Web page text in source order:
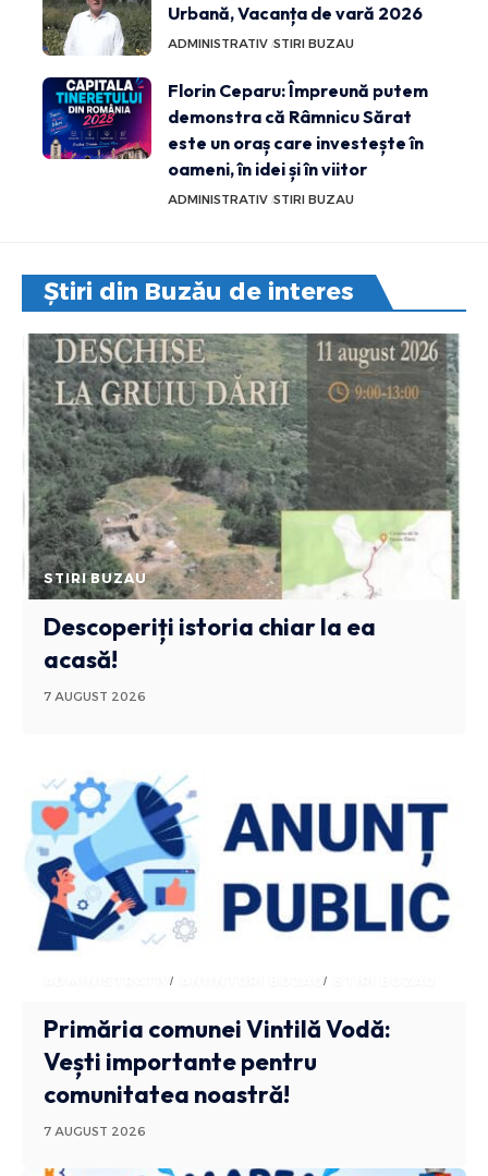
Urbană, Vacanța de vară 2026
ADMINISTRATIV STIRI BUZAU
Florin Ceparu: Împreună putem
demonstra că Râmnicu Sărat
este un oraș care investește în
oameni, în idei și în viitor
ADMINISTRATIV STIRI BUZAU
Știri din Buzău de interes
STIRI BUZAU
Descoperiți istoria chiar la ea
acasă!
7 AUGUST 2026
ADMINISTRATIV ANUNTURI BUZAU
Primăria comunei Vintilă Vodă:
Vești importante pentru
comunitatea noastră!
7 AUGUST 2026